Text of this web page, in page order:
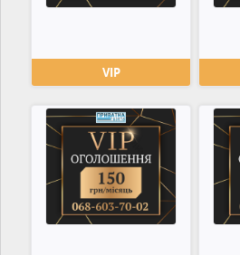
VIP